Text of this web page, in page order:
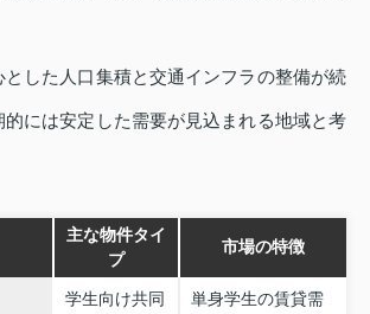
した人口集積と交通インフラの整備が続
的には安定した需要が見込まれる地域と考
主な物件タイ
プ
市場の特徴
学生向け共同
単身学生の賃貸需